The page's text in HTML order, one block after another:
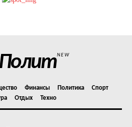
NEW
Финансы Политика
Спорт
Отдых Техно